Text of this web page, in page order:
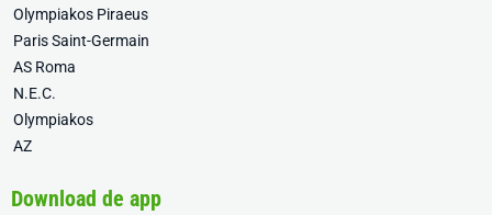
Olympiakos Piraeus
Paris Saint-Germain
AS Roma
N.E.C.
Olympiakos
AZ
Download de app